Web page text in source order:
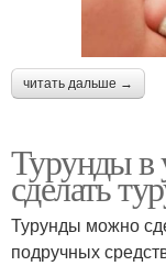
читать дальше →
Турунды в
сделать
Турунды можно
подручных